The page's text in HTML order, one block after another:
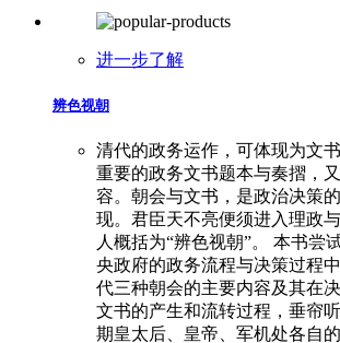
进一步了解
辨色视朝
清代的政务运作，可体现为文
重要的政务文书题本与奏摺，
容。朝会与文书，是政治决策
现。君臣天不亮便须进入理政
人概括为“辨色视朝”。 本书尝
央政府的政务流程与决策过程
代三种朝会的主要内容及其在
文书的产生和流转过程，垂帘
期皇太后、皇帝、军机处各自